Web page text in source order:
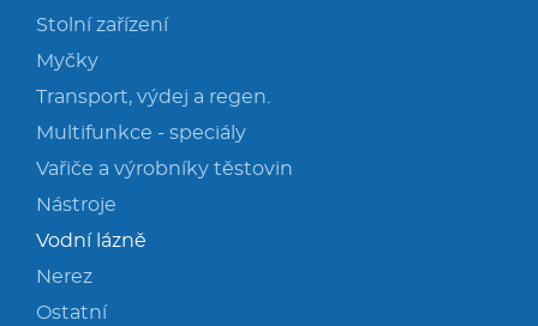
Stolní zařízení
Myčky
Transport, výdej a regen.
Multifunkce - speciály
Vařiče a výrobníky těstovin
Nástroje
Vodní lázně
Nerez
Ostatní